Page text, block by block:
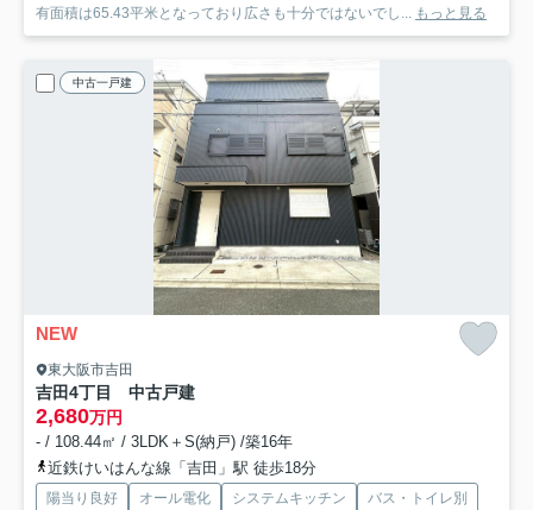
有面積は65.43平米となっており広さも十分ではないでし... もっと見る
中古一戸建
NEW
東大阪市吉田
吉田4丁目 中古戸建
2,680万円
- / 108.44㎡ / 3LDK＋S(納戸) /築16年
近鉄けいはんな線「吉田」駅 徒歩18分
陽当り良好 オール電化 システムキッチン
バス・トイレ別